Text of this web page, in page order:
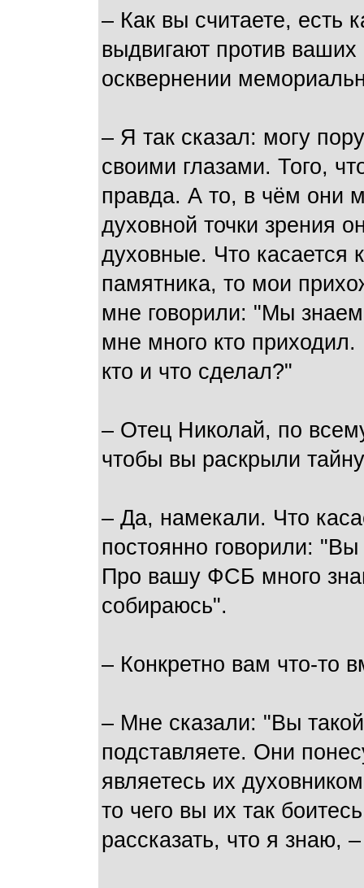
– Как вы считаете, есть
выдвигают против
осквернении
– Я так сказал: могу
своими глазами. Того,
правда. А то, в чём они
духовной точки зрения
духовные. Что касается
памятника, то мои
мне говорили: "Мы
мне много кто
кто и что сделал?"
– Отец Николай, по
чтобы вы раскрыли
– Да, намекали. Что
постоянно говорили:
Про вашу ФСБ много
собираюсь".
– Конкретно вам что-то
– Мне сказали: "Вы
подставляете. Они
являетесь их
то чего вы их так
рассказать, что я знаю,